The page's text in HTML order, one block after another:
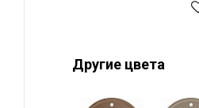
Другие цвета